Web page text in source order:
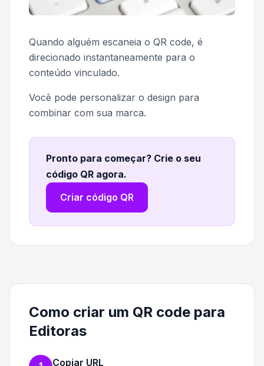
Quando alguém escaneia o QR code, é
direcionado instantaneamente para o
conteúdo vinculado.
Você pode personalizar o design para
combinar com sua marca.
Pronto para começar? Crie o seu
código QR agora.
Criar código QR
Como criar um QR code para
Editoras
Copiar URL